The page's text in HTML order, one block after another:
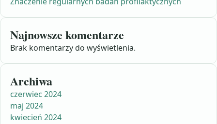
Najnowsze komentarze
Brak komentarzy do wyświetlenia.
Archiwa
czerwiec 2024
maj 2024
kwiecień 2024